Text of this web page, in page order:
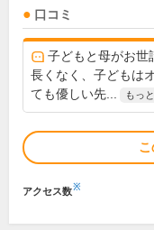
口コミ
子どもと母がお世
長くなく、子どもは
ても優しい先...
もっ
アクセス数※